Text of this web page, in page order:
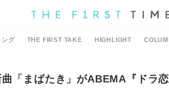
ング THE FIRST TAKE HIGHLIGHT
「まばたき」がABEMA『ドラ